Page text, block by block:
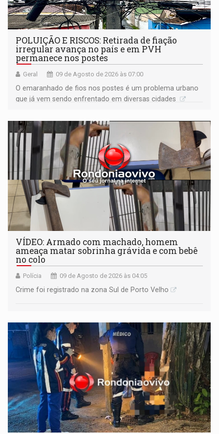
POLUIÇÃO E RISCOS: Retirada de fiação
irregular avança no país e em PVH
permanece nos postes
Geral 09 de Agosto de 2026 às 07:00
O emaranhado de fios nos postes é um problema urbano
que já vem sendo enfrentado em diversas cidades
VÍDEO: Armado com machado, homem
ameaça matar sobrinha grávida e com bebê
no colo
Polícia 09 de Agosto de 2026 às 04:05
Crime foi registrado na zona Sul de Porto Velho